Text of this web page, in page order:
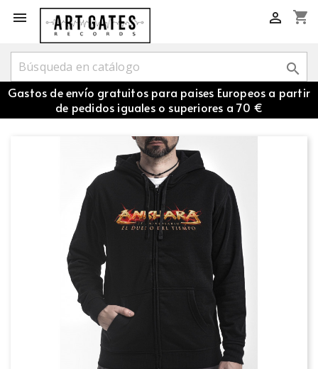
 shopping_cart


Gastos de envío gratuitos para paises Europeos a partir
de pedidos iguales o superiores a 70 €